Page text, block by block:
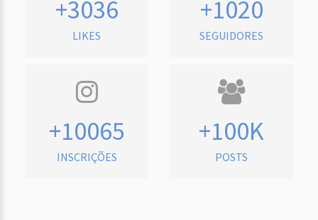
+3036
LIKES
+1020
SEGUIDORES
+10065
INSCRIÇÕES
+100K
POSTS